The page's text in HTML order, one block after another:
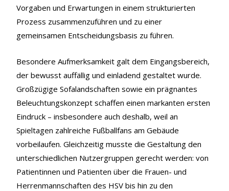
Vorgaben und Erwartungen in einem strukturierten
Prozess zusammenzuführen und zu einer
gemeinsamen Entscheidungsbasis zu führen.
Besondere Aufmerksamkeit galt dem Eingangsbereich,
der bewusst auffällig und einladend gestaltet wurde.
Großzügige Sofalandschaften sowie ein prägnantes
Beleuchtungskonzept schaffen einen markanten ersten
Eindruck – insbesondere auch deshalb, weil an
Spieltagen zahlreiche Fußballfans am Gebäude
vorbeilaufen. Gleichzeitig musste die Gestaltung den
unterschiedlichen Nutzergruppen gerecht werden: von
Patientinnen und Patienten über die Frauen- und
Herrenmannschaften des HSV bis hin zu den